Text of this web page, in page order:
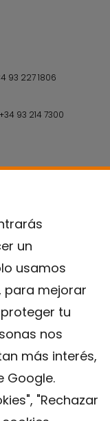
un
usamos
para mejorar
tu
nos
más interés,
Google.
"Rechazar
93 227 1806
+34 93 214 7300